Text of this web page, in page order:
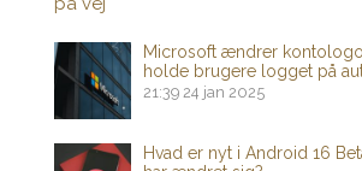
Microsoft ændrer
holde brugere logget på
21:39 24 jan 2025
Hvad er nyt i Android 16